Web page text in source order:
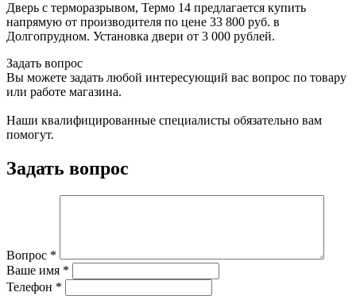
Дверь с терморазрывом, Термо 14 предлагается купить
напрямую от производителя по цене 33 800 руб. в
Долгопрудном. Установка двери от 3 000 рублей.
Задать вопрос
Вы можете задать любой интересующий вас вопрос по товару
или работе магазина.
Наши квалифицированные специалисты обязательно вам
помогут.
Задать вопрос
Вопрос *
Ваше имя *
Телефон *